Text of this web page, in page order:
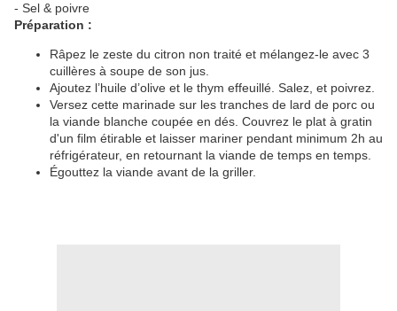
- Sel & poivre
Préparation :
Râpez le zeste du citron non traité et mélangez-le avec 3
cuillères à soupe de son jus.
Ajoutez l’huile d’olive et le thym effeuillé. Salez, et poivrez.
Versez cette marinade sur les tranches de lard de porc ou
la viande blanche coupée en dés. Couvrez le plat à gratin
d'un film étirable et laisser mariner pendant minimum 2h au
réfrigérateur, en retournant la viande de temps en temps.
Égouttez la viande avant de la griller.